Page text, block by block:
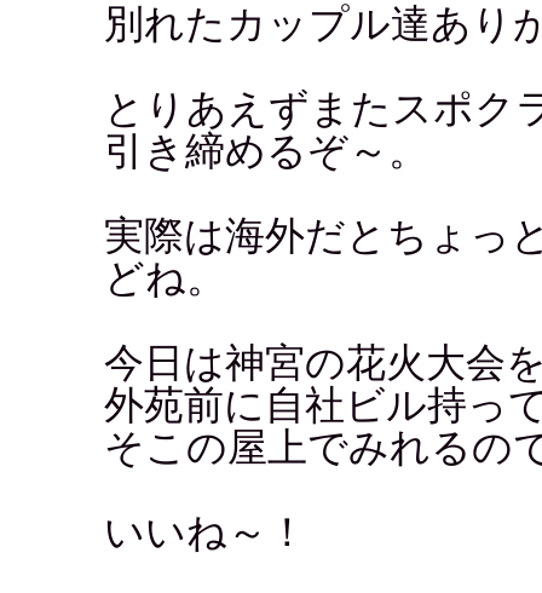
別れたカップル達あり
とりあえずまたスポク
引き締めるぞ～。
実際は海外だとちょっ
どね。
今日は神宮の花火大会
外苑前に自社ビル持っ
そこの屋上でみれるの
いいね～！